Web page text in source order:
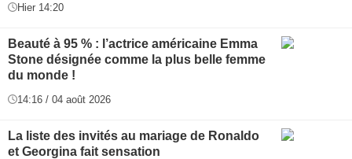
Hier 14:20
Beauté à 95 % : l’actrice américaine Emma
Stone désignée comme la plus belle femme
du monde !
14:16 / 04 août 2026
La liste des invités au mariage de Ronaldo
et Georgina fait sensation